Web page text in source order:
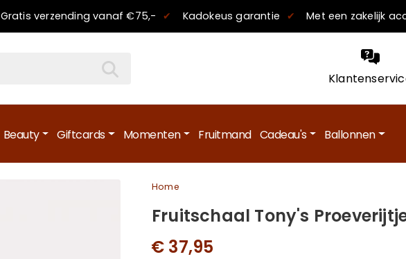
Gratis verzendingvanaf €75,- ✔ Kadokeus garantie ✔ Met een zakelijk
Beauty Giftcards Momenten Fruitmand Cadeau's Ballonnen
Home
Fruitschaal Tony's
€ 37,95